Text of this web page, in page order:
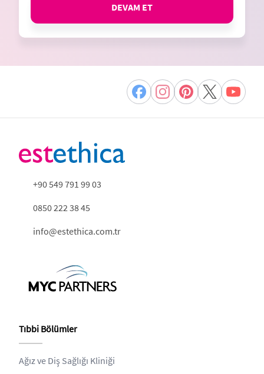
DEVAM ET
+90 549 791 99 03
0850 222 38 45
info@estethica.com.tr
Tıbbi Bölümler
Ağız ve Diş Sağlığı Kliniği